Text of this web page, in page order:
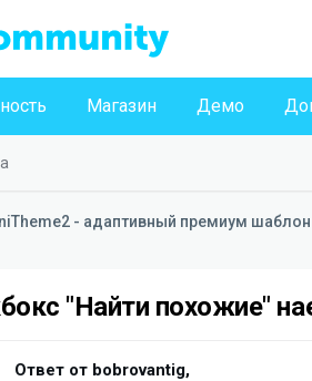
Магазин Демо
- адаптивный премиум
"Найти похожие"
Ответ от bobrovantig,